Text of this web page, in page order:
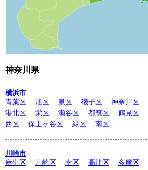
神奈川県
横浜市
青葉区
旭区 泉区 磯子区 神奈川区
港北区
栄区 瀬谷区 都筑区 鶴見区
西区
保土ヶ谷区 緑区 南区
川崎市
麻生区
川崎区 幸区 高津区 多摩区